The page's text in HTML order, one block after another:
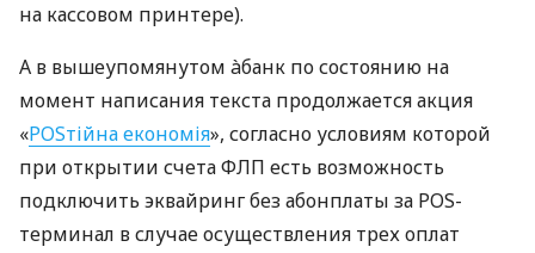
на кассовом принтере).
А в вышеупомянутом àбанк по состоянию на
момент написания текста продолжается акция
«POSтійна економія», согласно условиям которой
при открытии счета ФЛП есть возможность
подключить эквайринг без абонплаты за POS-
терминал в случае осуществления трех оплат